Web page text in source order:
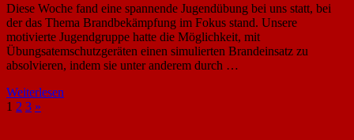
Diese Woche fand eine spannende Jugendübung bei uns statt, bei
der das Thema Brandbekämpfung im Fokus stand. Unsere
motivierte Jugendgruppe hatte die Möglichkeit, mit
Übungsatemschutzgeräten einen simulierten Brandeinsatz zu
absolvieren, indem sie unter anderem durch …
Weiterlesen
Seitennummerierung
1 2 3 Nächste
»